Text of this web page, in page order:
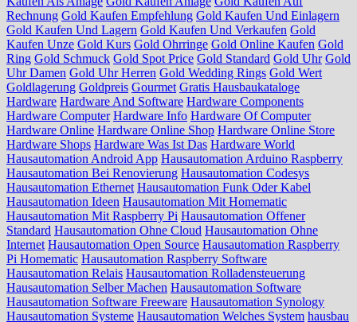
Rechnung Gold Kaufen Empfehlung Gold Kaufen Und Einlagern
Gold Kaufen Und Lagern Gold Kaufen Und Verkaufen Gold
Kaufen Unze Gold Kurs Gold Ohrringe Gold Online Kaufen Gold
Ring Gold Schmuck Gold Spot Price Gold Standard Gold Uhr Gold
Uhr Damen Gold Uhr Herren Gold Wedding Rings Gold Wert
Goldlagerung Goldpreis Gourmet Gratis Hausbaukataloge
Hardware Hardware And Software Hardware Components
Hardware Computer Hardware Info Hardware Of Computer
Hardware Online Hardware Online Shop Hardware Online Store
Hardware Shops Hardware Was Ist Das Hardware World
Hausautomation Android App Hausautomation Arduino Raspberry
Hausautomation Bei Renovierung Hausautomation Codesys
Hausautomation Ethernet Hausautomation Funk Oder Kabel
Hausautomation Ideen Hausautomation Mit Homematic
Hausautomation Mit Raspberry Pi Hausautomation Offener
Standard Hausautomation Ohne Cloud Hausautomation Ohne
Internet Hausautomation Open Source Hausautomation Raspberry
Pi Homematic Hausautomation Raspberry Software
Hausautomation Relais Hausautomation Rolladensteuerung
Hausautomation Selber Machen Hausautomation Software
Hausautomation Software Freeware Hausautomation Synology
Hausautomation Systeme Hausautomation Welches System hausbau